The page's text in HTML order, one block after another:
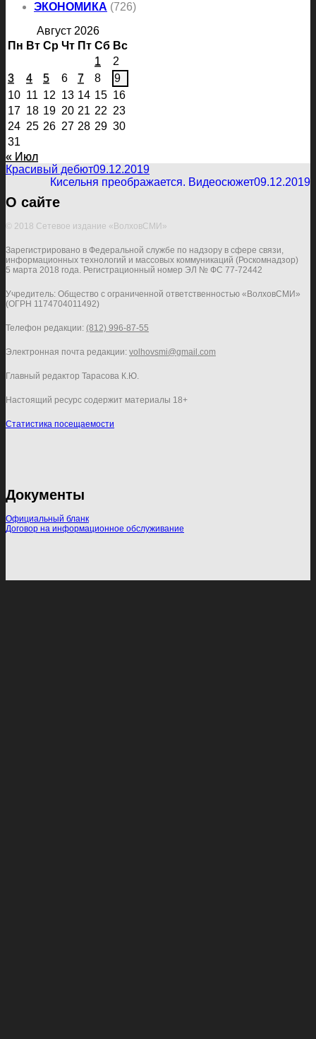
ЭКОНОМИКА (726)
Август 2026
Пн Вт Ср Чт Пт Сб Вс
1
2
3
4 5 6 7 8
9
10 11 12 13 14 15 16
17 18 19 20 21 22 23
24 25 26 27 28 29 30
31
« Июл
Красивый дебют09.12.2019
Кисельня преображается. Видеосюжет09.12.2019
О сайте
© 2018 Сетевое издание «ВолховСМИ»
Зарегистрировано в Федеральной службе по надзору в сфере связи,
информационных технологий и массовых коммуникаций (Роскомнадзор)
5 марта 2018 года. Регистрационный номер ЭЛ № ФС 77-72442
Учредитель: Общество с ограниченной ответственностью «ВолховСМИ»
(ОГРН 1174704011492)
Телефон редакции: (812) 996-87-55
Электронная почта редакции: volhovsmi@gmail.com
Главный редактор Тарасова К.Ю.
Настоящий ресурс содержит материалы 18+
Статистика посещаемости
Документы
Официальный бланк
Договор на информационное обслуживание